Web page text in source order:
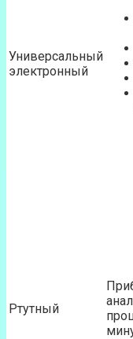
Универсальный
электронный
Ртутный